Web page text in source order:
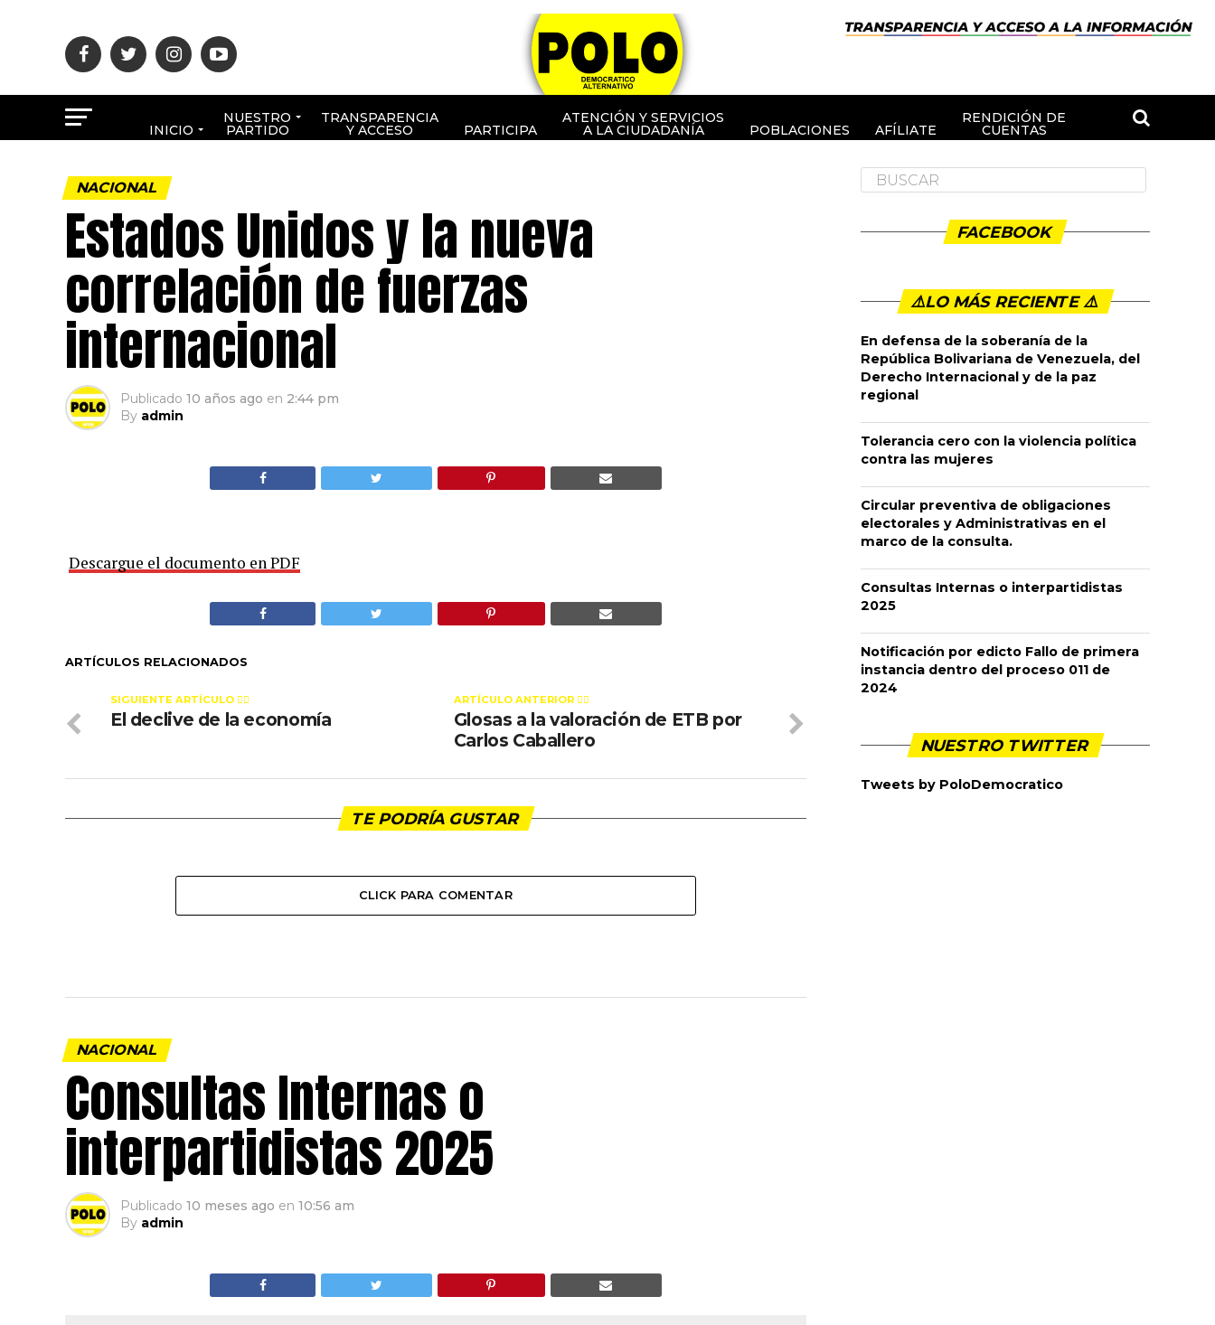
INICIO
NUESTRO
PARTIDO
TRANSPARENCIA
Y ACCESO PARTICIPA
ATENCIÓN Y SERVICIOS
A LA CIUDADANÍA POBLACIONES AFÍLIATE
RENDICIÓN DE
CUENTAS
NACIONAL
Estados Unidos y la nueva
correlación de fuerzas
internacional
Publicado 10 años ago en 2:44 pm
By admin
Descargue el documento en PDF
ARTÍCULOS RELACIONADOS
ARTÍCULO ANTERIOR 👉🏻
Glosas a la valoración de ETB por
Carlos Caballero
SIGUIENTE ARTÍCULO 👈🏻
El declive de la economía
TE PODRÍA GUSTAR
CLICK PARA COMENTAR
NACIONAL
Consultas Internas o
interpartidistas 2025
Publicado 10 meses ago en 10:56 am
By admin
FACEBOOK
⚠️LO MÁS RECIENTE ⚠️️
En defensa de la soberanía de la
República Bolivariana de Venezuela, del
Derecho Internacional y de la paz
regional
Tolerancia cero con la violencia política
contra las mujeres
Circular preventiva de obligaciones
electorales y Administrativas en el
marco de la consulta.
Consultas Internas o interpartidistas
2025
Notificación por edicto Fallo de primera
instancia dentro del proceso 011 de
2024
NUESTRO TWITTER
Tweets by PoloDemocratico